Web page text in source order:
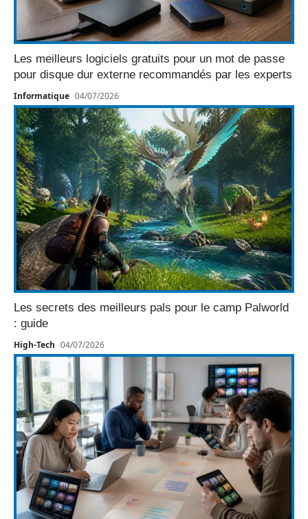
Les meilleurs logiciels gratuits pour un mot de passe
pour disque dur externe recommandés par les experts
Informatique 04/07/2026
Les secrets des meilleurs pals pour le camp Palworld
: guide
High-Tech 04/07/2026